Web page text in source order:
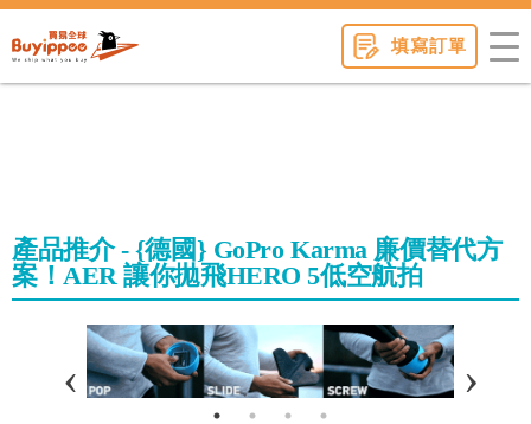
填寫訂單
產品推介 - {德國} GoPro Karma 廉價替代方
案！AER 讓你拋飛HERO 5低空航拍